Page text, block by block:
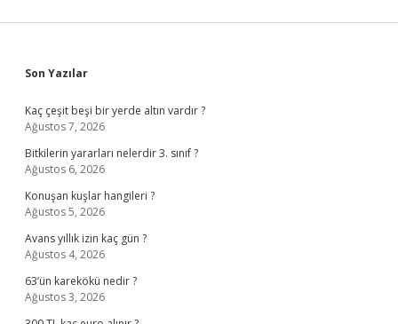
Sidebar
Son Yazılar
Kaç çeşit beşi bir yerde altın vardır ?
Ağustos 7, 2026
Bitkilerin yararları nelerdir 3. sınıf ?
Ağustos 6, 2026
Konuşan kuşlar hangileri ?
Ağustos 5, 2026
Avans yıllık izin kaç gün ?
Ağustos 4, 2026
63’ün karekökü nedir ?
Ağustos 3, 2026